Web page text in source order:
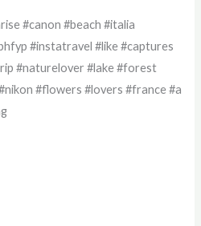
#canon #beach #italia
#instatravel #like #captures
#naturelover #lake #forest
#flowers #lovers #france #a